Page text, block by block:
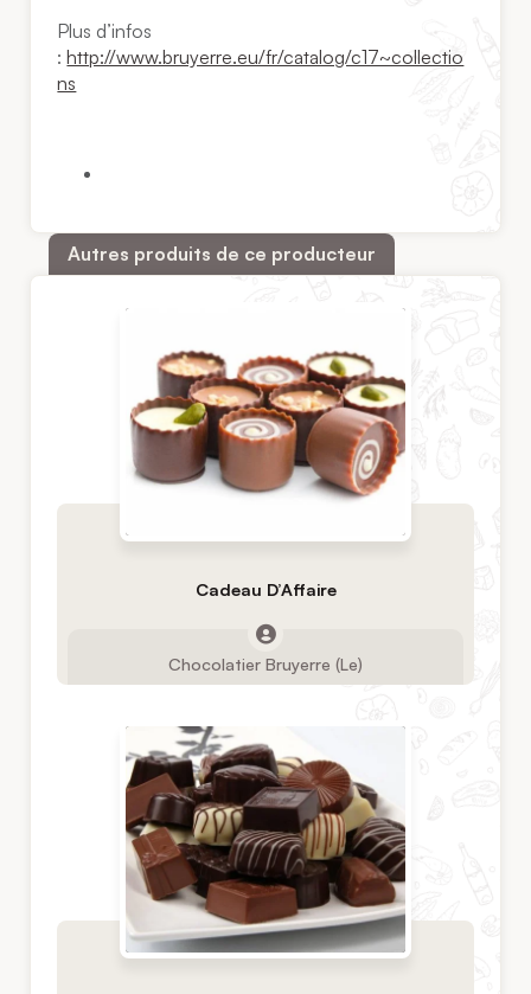
Plus d’infos
:http://www.bruyerre.eu/fr/catalog/c17~collectio
ns
Autres produits de ce producteur
Cadeau D’Affaire
Chocolatier Bruyerre (Le)